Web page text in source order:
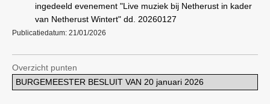
ingedeeld evenement "Live muziek bij Netherust in kader
van Netherust Wintert" dd. 20260127
Publicatiedatum: 21/01/2026
Overzicht punten
BURGEMEESTER BESLUIT VAN 20 januari 2026